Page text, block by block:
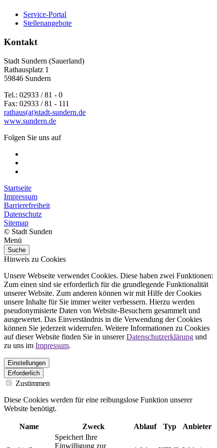
Service-Portal
Stellenangebote
Kontakt
Stadt Sundern (Sauerland)
Rathausplatz 1
59846 Sundern
Tel.: 02933 / 81 - 0
Fax: 02933 / 81 - 111
rathaus(at)stadt-sundern.de
www.sundern.de
Folgen Sie uns auf
Startseite
Impressum
Barrierefreiheit
Datenschutz
Sitemap
© Stadt Sunden
Menü
Suche
Hinweis zu Cookies
Unsere Webseite verwendet Cookies. Diese haben zwei Funktionen:
Zum einen sind sie erforderlich für die grundlegende Funktionalität
unserer Website. Zum anderen können wir mit Hilfe der Cookies
unsere Inhalte für Sie immer weiter verbessern. Hierzu werden
pseudonymisierte Daten von Website-Besuchern gesammelt und
ausgewertet. Das Einverständnis in die Verwendung der Cookies
können Sie jederzeit widerrufen. Weitere Informationen zu Cookies
auf dieser Website finden Sie in unsererDatenschutzerklärung und
zu uns im Impressum.
Einstellungen
Erforderlich
Zustimmen
Diese Cookies werden für eine reibungslose Funktion unserer
Website benötigt.
Name Zweck Ablauf Typ Anbieter
Speichert Ihre
Einwilligung zur